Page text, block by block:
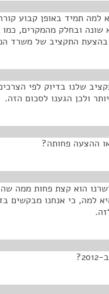
למה תמיד באופן קבוע
ובחלק מהמקרים, כמו
בהצעת התקציב של משרד
שלנו בדיוק לפי
ולכן הגענו לסכום הזה.
ההצעה פחותה?
הוא קצת פחות ממה
למה, כי אנחנו מבקשים